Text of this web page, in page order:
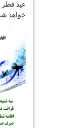
عید فطر
خواهد